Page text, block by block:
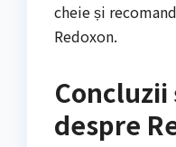
cheie și
Redoxon.
despre